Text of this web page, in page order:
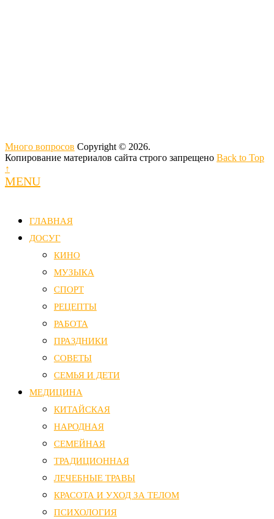
Много вопросов Copyright © 2026.
Копирование материалов сайта строго запрещено Back to Top
↑
MENU
ГЛАВНАЯ
ДОСУГ
КИНО
МУЗЫКА
СПОРТ
РЕЦЕПТЫ
РАБОТА
ПРАЗДНИКИ
СОВЕТЫ
СЕМЬЯ И ДЕТИ
МЕДИЦИНА
КИТАЙСКАЯ
НАРОДНАЯ
СЕМЕЙНАЯ
ТРАДИЦИОННАЯ
ЛЕЧЕБНЫЕ ТРАВЫ
КРАСОТА И УХОД ЗА ТЕЛОМ
ПСИХОЛОГИЯ